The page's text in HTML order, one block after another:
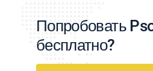
Попробовать
бесплатно?